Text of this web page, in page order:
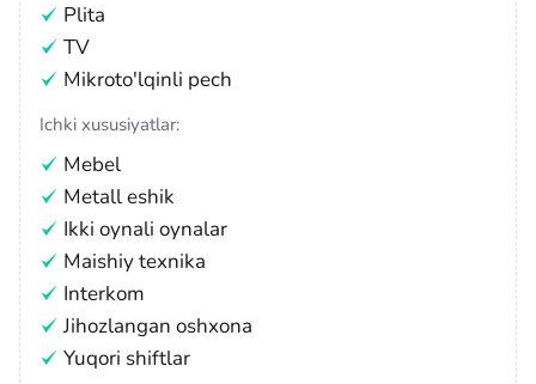
Plita
TV
Mikroto'lqinli pech
Ichki xususiyatlar:
Mebel
Metall eshik
Ikki oynali oynalar
Maishiy texnika
Interkom
Jihozlangan oshxona
Yuqori shiftlar